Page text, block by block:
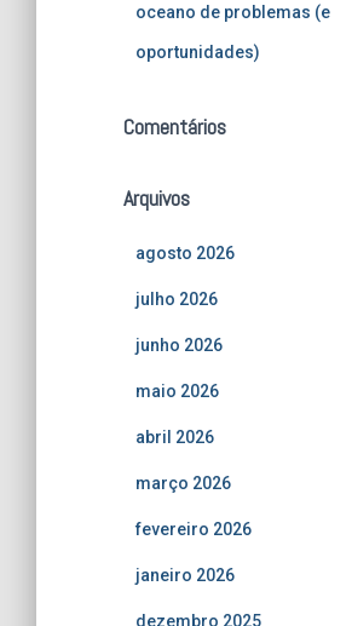
oceano de problemas (e
oportunidades)
Comentários
Arquivos
agosto 2026
julho 2026
junho 2026
maio 2026
abril 2026
março 2026
fevereiro 2026
janeiro 2026
dezembro 2025